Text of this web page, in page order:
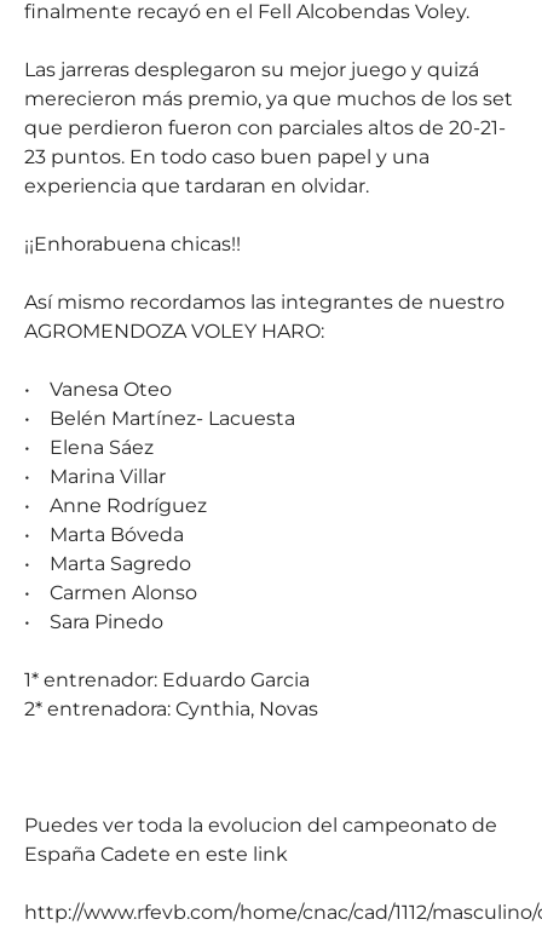
finalmente recayó en el Fell Alcobendas Voley.
Las jarreras desplegaron su mejor juego y quizá
merecieron más premio, ya que muchos de los set
que perdieron fueron con parciales altos de 20-21-
23 puntos. En todo caso buen papel y una
experiencia que tardaran en olvidar.
¡¡Enhorabuena chicas!!
Así mismo recordamos las integrantes de nuestro
AGROMENDOZA VOLEY HARO:
• Vanesa Oteo
• Belén Martínez- Lacuesta
• Elena Sáez
• Marina Villar
• Anne Rodríguez
• Marta Bóveda
• Marta Sagredo
• Carmen Alonso
• Sara Pinedo
1* entrenador: Eduardo Garcia
2* entrenadora: Cynthia, Novas
Puedes ver toda la evolucion del campeonato de
España Cadete en este link
http://www.rfevb.com/home/cnac/cad/1112/